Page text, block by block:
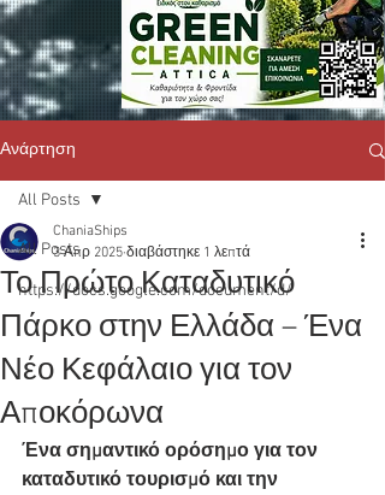
Ανάρτηση
All Posts
https://docs.google.com/document/d/
All Posts
Το Πρώτο Καταδυτικό
Πάρκο στην Ελλάδα – Ένα
Νέο Κεφάλαιο για τον
Αποκόρωνα
ChaniaShips
3 Απρ 2025 διαβάστηκε 1 λεπτά
Ένα σημαντικό ορόσημο για τον
καταδυτικό τουρισμό και την